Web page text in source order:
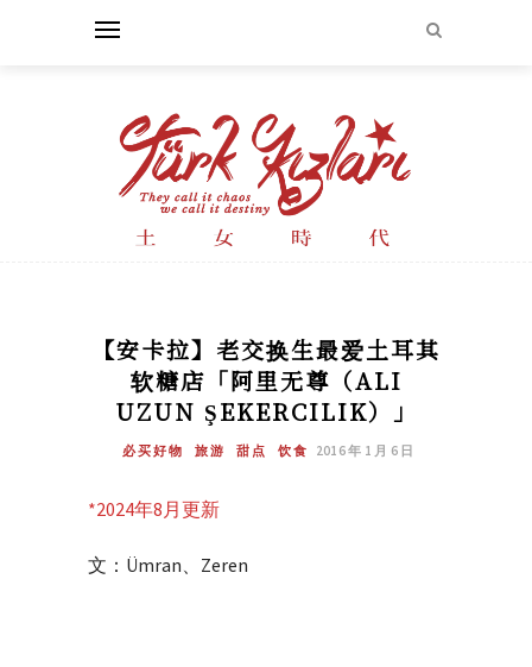
【安卡拉】老交换生最爱土耳其
软糖店「阿里无尊（ALI
UZUN ŞEKERCILIK）」
必买好物 旅游 甜点 饮食 2016 年 1 月 6 日
*2024年8月更新
文：Ümran、Zeren